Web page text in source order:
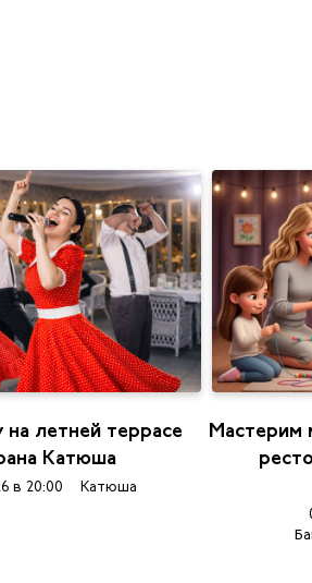
летней террасе
Катюша
в 20:00 Катюша
Мастерим